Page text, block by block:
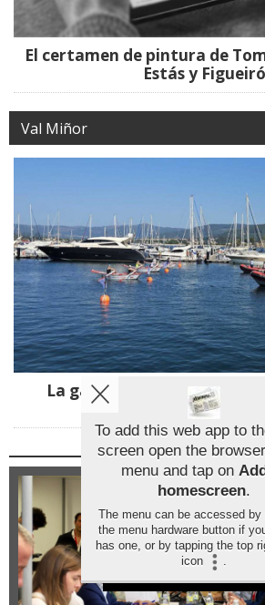
El certamen de pintura de
Estás y Figueiró
Val Miñor
La gamela vuelve a reinar
ganadores de A
Aviso sobre el Uso de
Utilizamos cookies
funcionamiento del digital.
lista de cookies y como
nuestra Política de
Aceptar Cookies
To add this web app to
screen open the
menu and tap on
homescreen.
The menu can be accessed by
the menu hardware button if
has one, or by tapping the top
icon
.